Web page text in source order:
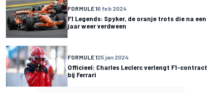
FORMULE 16 feb 2024
F1 Legends: Spyker, de oranje trots die na een
jaar weer verdween
FORMULE 125 jan 2024
Officieel: Charles Leclerc verlengt F1-contract
bij Ferrari